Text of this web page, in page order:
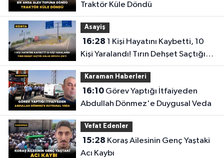
Traktör Küle Döndü
Asayiş
16:28
Kişi Yaralandı! Tırın Dehşet Saçtığı
Anlar Ortaya Çıktı
Karaman Haberleri
16:10Görev Yaptığı İtfaiyeden
Abdullah Dönmez'e Duygusal Veda
Vefat Edenler
15:28
Acı Kaybı